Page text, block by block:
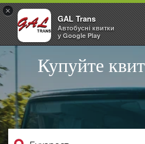
Купуйте
×
GAL Trans
Автобусні квитки
у Google Play